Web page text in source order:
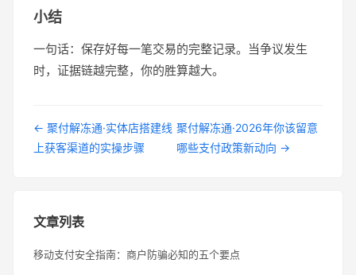
小结
一句话：保存好每一笔交易的完整记录。当争议发生
时，证据链越完整，你的胜算越大。
← 聚付解冻通·实体店搭建线
上获客渠道的实操步骤
聚付解冻通·2026年你该留意
哪些支付政策新动向 →
文章列表
移动支付安全指南：商户防骗必知的五个要点